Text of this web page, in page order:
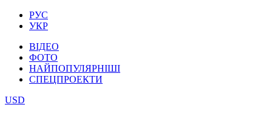
РУС
УКР
ВІДЕО
ФОТО
НАЙПОПУЛЯРНІШІ
СПЕЦПРОЕКТИ
USD